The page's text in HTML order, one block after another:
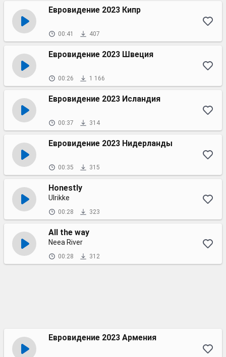
Евровидение 2023 Кипр
00:41 407
Евровидение 2023 Швеция
00:26 1 166
Евровидение 2023 Исландия
00:37 314
Евровидение 2023 Нидерланды
00:35 315
Honestly
Ulrikke
00:28 323
All the way
Neea River
00:28 312
Евровидение 2023 Армения